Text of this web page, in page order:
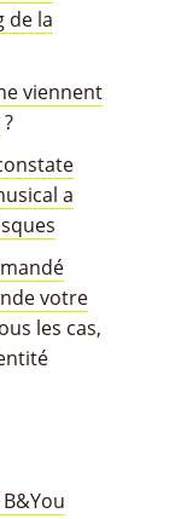
de la
viennent
?
a
votre
les cas,